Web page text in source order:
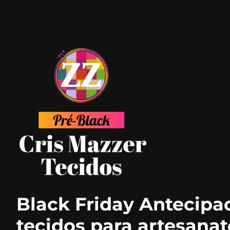
Black Friday
tecidos para